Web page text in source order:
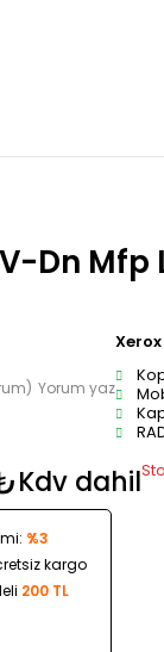
Dn Mfp
Yorum yaz
Xerox
Kdv dahil
%3
kargo
200 TL